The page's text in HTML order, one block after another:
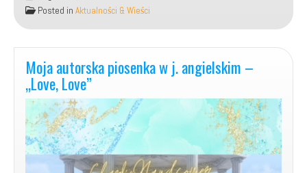
Handsomer
–
Just
now!
Posted in Aktualności & Wieści
Moja autorska piosenka w j. angielskim –
„Love, Love”